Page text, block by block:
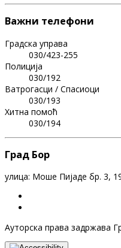
Важни телефони
Градска управа
030/423-255
Полиција
030/192
Ватрогасци / Спасиоци
030/193
Хитна помоћ
030/194
Град Бор
улица: Моше Пијаде бр. 3,
Ауторска права задржава